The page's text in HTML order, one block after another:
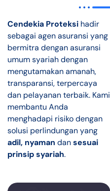
Cendekia Proteksi hadir
sebagai agen asuransi yang
bermitra dengan asuransi
umum syariah dengan
mengutamakan amanah,
transparansi, terpercaya
dan pelayanan terbaik. Kami
membantu Anda
menghadapi risiko dengan
solusi perlindungan yang
adil, nyaman dansesuai
prinsip syariah.